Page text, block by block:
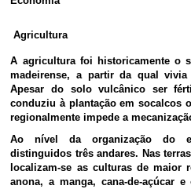
Agricultura
A agricultura foi historicamente o
madeirense, a partir da qual
Apesar do solo vulcânico ser
conduziu à plantação em socalcos
regionalmente impede a
Ao nível da organização do
distinguidos três andares. Nas
localizam-se as culturas de maior
anona, a manga, cana-de-açúcar